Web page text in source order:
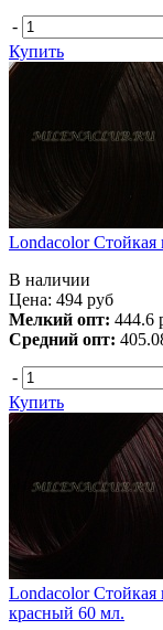
-
Купить
Londacolor
В наличии
Цена: 494 руб
Мелкий опт: 444.6
Средний опт:
-
Купить
Londacolor
красный 60 мл.